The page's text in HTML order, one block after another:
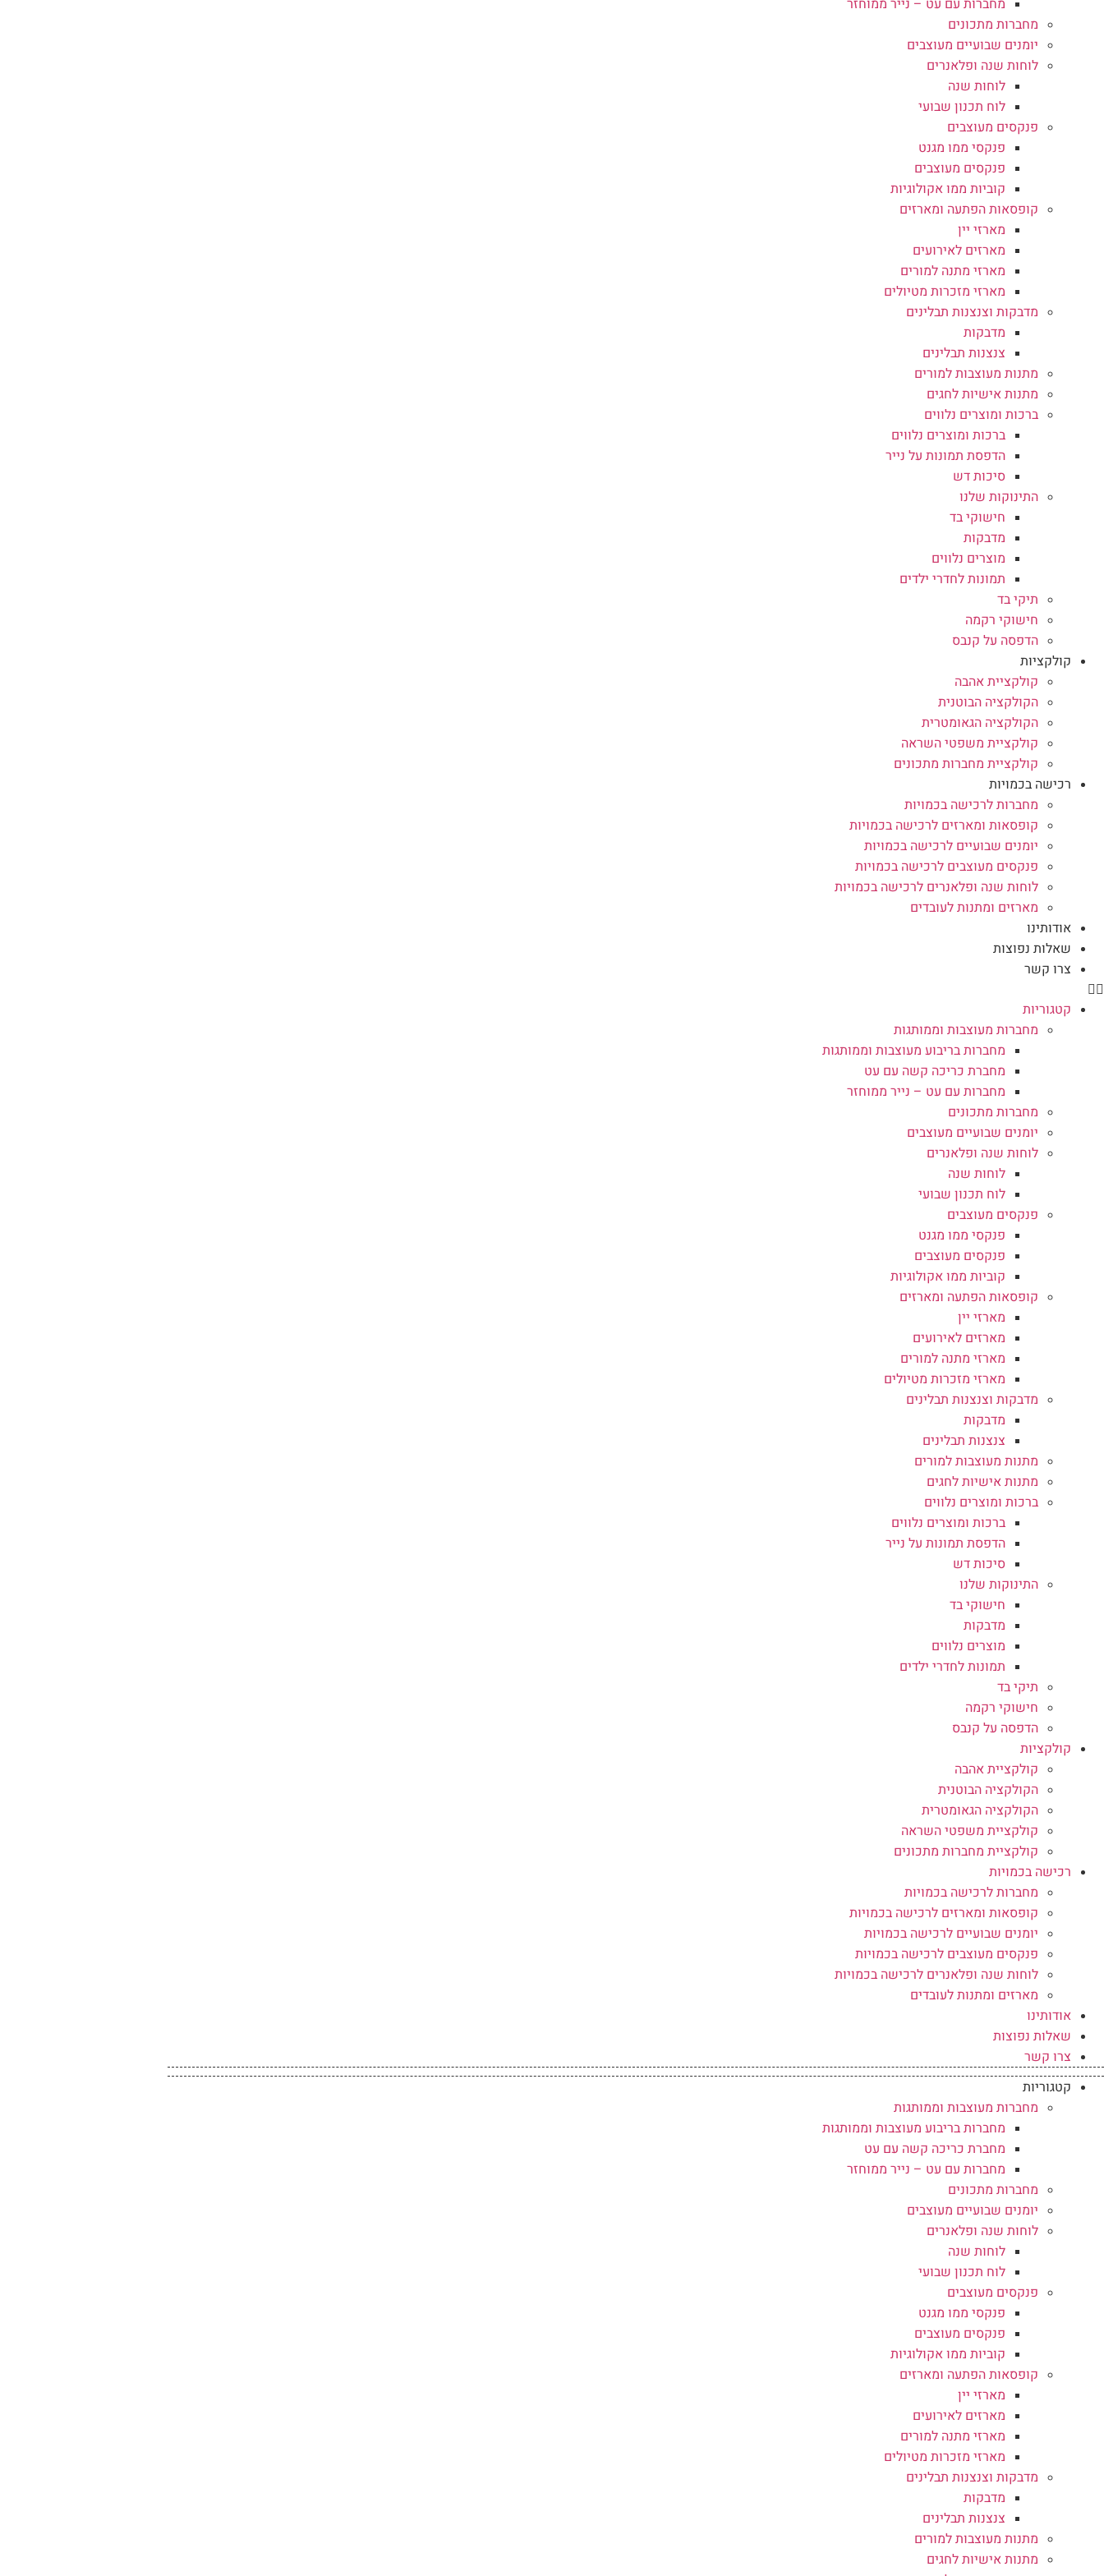
מחברות מתכונים
יומנים שבועיים מעוצבים
לוחות שנה ופלאנרים
לוחות שנה
לוח תכנון שבועי
פנקסים מעוצבים
פנקסי ממו מגנט
פנקסים מעוצבים
קוביות ממו אקולוגיות
קופסאות הפתעה ומארזים
מארזי יין
מארזים לאירועים
מארזי מתנה למורים
מארזי מזכרות מטיולים
מדבקות וצנצנות תבלינים
מדבקות
צנצנות תבלינים
מתנות מעוצבות למורים
מתנות אישיות לחגים
ברכות ומוצרים נלווים
ברכות ומוצרים נלווים
הדפסת תמונות על נייר
סיכות דש
התינוקות שלנו
חישוקי בד
מדבקות
מוצרים נלווים
תמונות לחדרי ילדים
תיקי בד
חישוקי רקמה
הדפסה על קנבס
קולקציות
קולקציית אהבה
הקולקציה הבוטנית
הקולקציה הגאומטרית
קולקציית משפטי השראה
קולקציית מחברות מתכונים
רכישה בכמויות
מחברות לרכישה בכמויות
קופסאות ומארזים לרכישה בכמויות
יומנים שבועיים לרכישה בכמויות
פנקסים מעוצבים לרכישה בכמויות
לוחות שנה ופלאנרים לרכישה בכמויות
מארזים ומתנות לעובדים
אודותינו
שאלות נפוצות
צרו קשר
קטגוריות
מחברות מעוצבות וממותגות
מחברות בריבוע מעוצבות וממותגות
מחברת כריכה קשה עם עט
מחברות עם עט – נייר ממוחזר
מחברות מתכונים
יומנים שבועיים מעוצבים
לוחות שנה ופלאנרים
לוחות שנה
לוח תכנון שבועי
פנקסים מעוצבים
פנקסי ממו מגנט
פנקסים מעוצבים
קוביות ממו אקולוגיות
קופסאות הפתעה ומארזים
מארזי יין
מארזים לאירועים
מארזי מתנה למורים
מארזי מזכרות מטיולים
מדבקות וצנצנות תבלינים
מדבקות
צנצנות תבלינים
מתנות מעוצבות למורים
מתנות אישיות לחגים
ברכות ומוצרים נלווים
ברכות ומוצרים נלווים
הדפסת תמונות על נייר
סיכות דש
התינוקות שלנו
חישוקי בד
מדבקות
מוצרים נלווים
תמונות לחדרי ילדים
תיקי בד
חישוקי רקמה
הדפסה על קנבס
קולקציות
קולקציית אהבה
הקולקציה הבוטנית
הקולקציה הגאומטרית
קולקציית משפטי השראה
קולקציית מחברות מתכונים
רכישה בכמויות
מחברות לרכישה בכמויות
קופסאות ומארזים לרכישה בכמויות
יומנים שבועיים לרכישה בכמויות
פנקסים מעוצבים לרכישה בכמויות
לוחות שנה ופלאנרים לרכישה בכמויות
מארזים ומתנות לעובדים
אודותינו
שאלות נפוצות
צרו קשר
קטגוריות
מחברות מעוצבות וממותגות
מחברות בריבוע מעוצבות וממותגות
מחברת כריכה קשה עם עט
מחברות עם עט – נייר ממוחזר
מחברות מתכונים
יומנים שבועיים מעוצבים
לוחות שנה ופלאנרים
לוחות שנה
לוח תכנון שבועי
פנקסים מעוצבים
פנקסי ממו מגנט
פנקסים מעוצבים
קוביות ממו אקולוגיות
קופסאות הפתעה ומארזים
מארזי יין
מארזים לאירועים
מארזי מתנה למורים
מארזי מזכרות מטיולים
מדבקות וצנצנות תבלינים
מדבקות
צנצנות תבלינים
מתנות מעוצבות למורים
מתנות אישיות לחגים